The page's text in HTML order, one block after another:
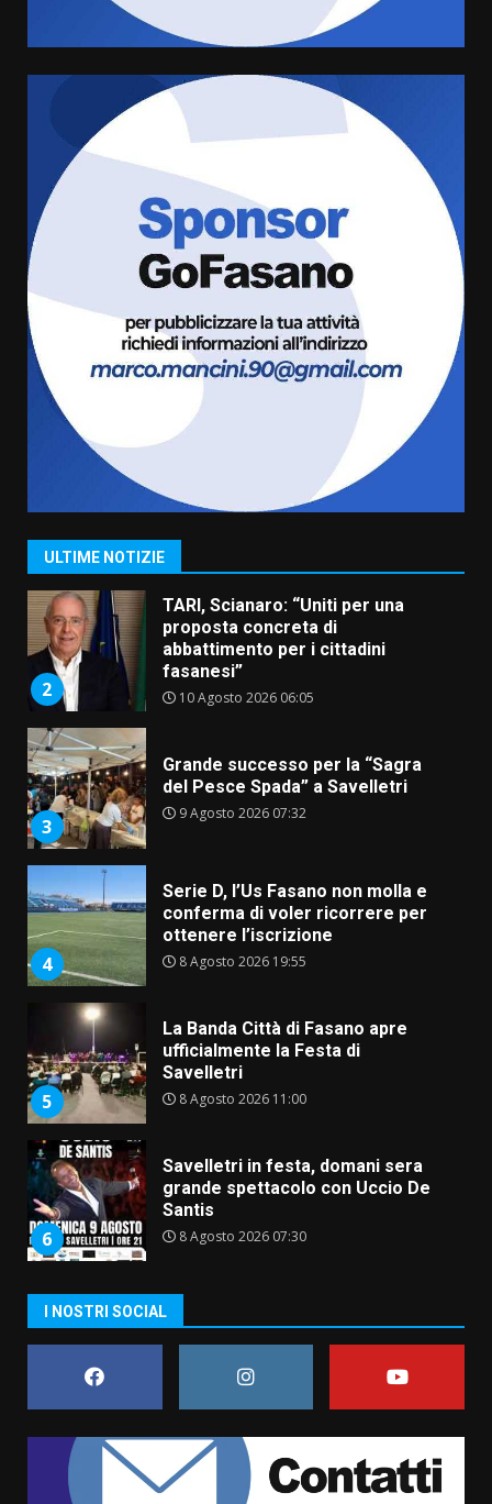
ULTIME NOTIZIE
grande spettacolo con Uccio De
Santis
8 Agosto 2026 07:30
Politiche Giovanili e Mobilità
Sostenibile: premiati gli studenti
universitari del bando “La strada
giusta”
8 Agosto 2026 07:15
Savelletri in festa, pienone sul
porto per Uccio De Santis: la
voce di Antonella Losavio
incanta la piazza
10 Agosto 2026 10:48
2
TARI, Scianaro: “Uniti per una
proposta concreta di
abbattimento per i cittadini
3
Grande successo per la “Sagra
del Pesce Spada” a Savelletri
9 Agosto 2026 07:32
4
Serie D, l’Us Fasano non molla e
conferma di voler ricorrere per
ottenere l’iscrizione
8 Agosto 2026 19:55
5
La Banda Città di Fasano apre
ufficialmente la Festa di
Savelletri
8 Agosto 2026 11:00
6
Savelletri in festa, domani sera
grande spettacolo con Uccio De
Santis
8 Agosto 2026 07:30
7
Politiche Giovanili e Mobilità
Sostenibile: premiati gli studenti
universitari del bando “La strada
giusta”
8 Agosto 2026 07:15
Savelletri in festa, pienone sul
porto per Uccio De Santis: la
10 Agosto 2026 10:48
proposta concreta di
abbattimento per i cittadini
fasanesi”
I NOSTRI SOCIAL